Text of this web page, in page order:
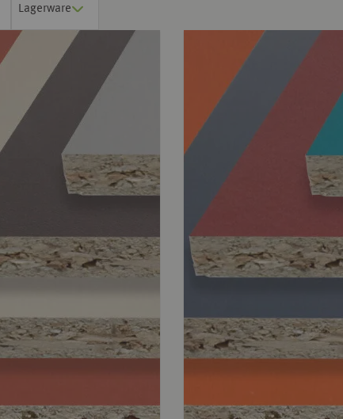
Lagerware